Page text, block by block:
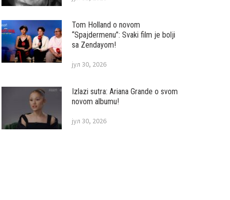
Tom Holland o novom
“Spajdermenu”: Svaki film je bolji
sa Zendayom!
јул 30, 2026
Izlazi sutra: Ariana Grande o svom
novom albumu!
јул 30, 2026